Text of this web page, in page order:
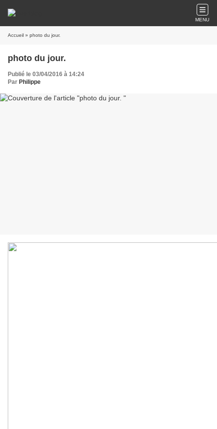
MENU
Accueil » photo du jour.
photo du jour.
Publié le 03/04/2016 à 14:24
Par Philippe